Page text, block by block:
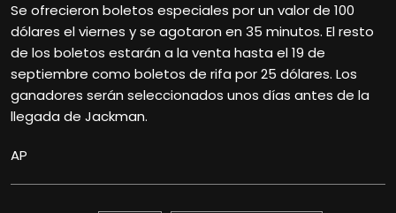
Se ofrecieron boletos especiales por un valor de 100
dólares el viernes y se agotaron en 35 minutos. El resto
de los boletos estarán a la venta hasta el 19 de
septiembre como boletos de rifa por 25 dólares. Los
ganadores serán seleccionados unos días antes de la
llegada de Jackman.
AP